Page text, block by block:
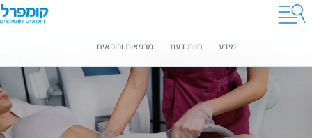
קומפרלי מסייעת לך לבחור רופאים מומלצים
מידע חוות דעת מרפאות ורופאים